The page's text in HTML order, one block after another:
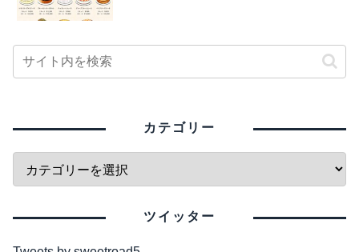
カテゴリー
ツイッター